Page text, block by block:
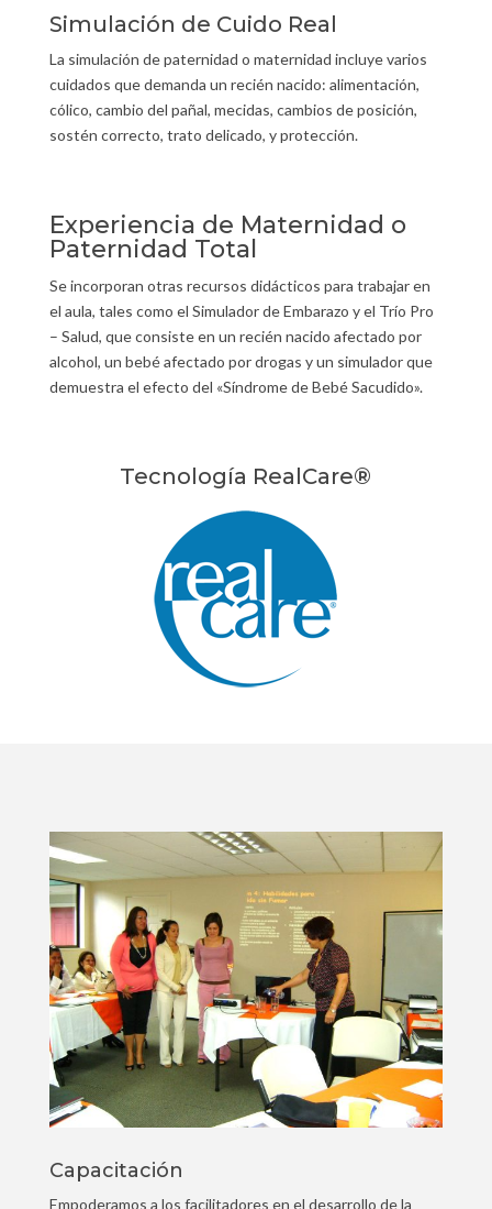
Simulación de Cuido Real
La simulación de paternidad o maternidad incluye varios
cuidados que demanda un recién nacido: alimentación,
cólico, cambio del pañal, mecidas, cambios de posición,
sostén correcto, trato delicado, y protección.
Experiencia de Maternidad o
Paternidad Total
Se incorporan otras recursos didácticos para trabajar en
el aula, tales como el Simulador de Embarazo y el Trío Pro
– Salud, que consiste en un recién nacido afectado por
alcohol, un bebé afectado por drogas y un simulador que
demuestra el efecto del «Síndrome de Bebé Sacudido».
Tecnología RealCare®
Capacitación
Empoderamos a los facilitadores en el desarrollo de la